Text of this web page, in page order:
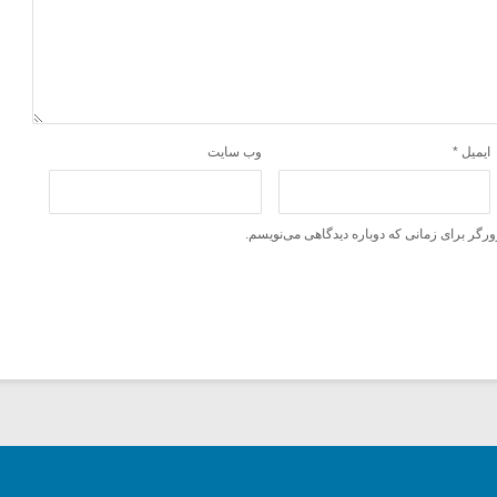
ایمیل * وب‌ سایت
برای زمانی که دوباره دیدگاهی می‌نویسم.